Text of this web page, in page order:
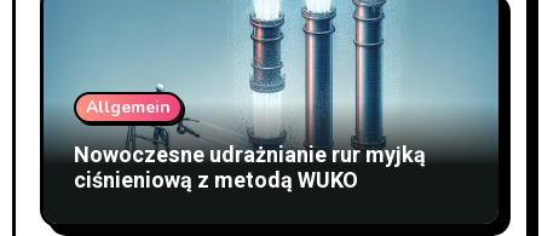
Allgemein
Nowoczesne udrażnianie rur myjką
ciśnieniową z metodą WUKO